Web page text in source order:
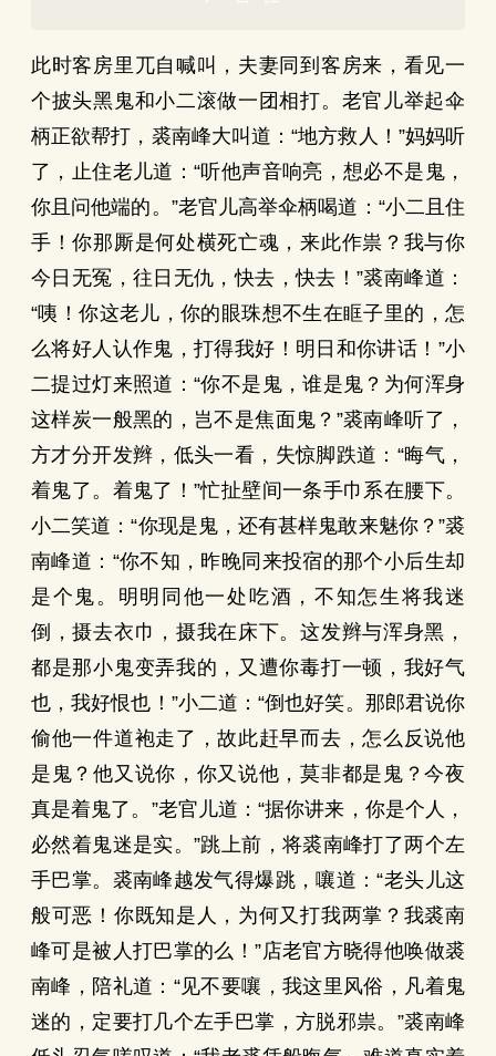
此时客房里兀自喊叫，夫妻同到客房来，看见一
个披头黑鬼和小二滚做一团相打。老官儿举起伞
柄正欲帮打，裘南峰大叫道：“地方救人！”妈妈听
了，止住老儿道：“听他声音响亮，想必不是鬼，
你且问他端的。”老官儿高举伞柄喝道：“小二且住
手！你那厮是何处横死亡魂，来此作祟？我与你
今日无冤，往日无仇，快去，快去！”裘南峰道：
“咦！你这老儿，你的眼珠想不生在眶子里的，怎
么将好人认作鬼，打得我好！明日和你讲话！”小
二提过灯来照道：“你不是鬼，谁是鬼？为何浑身
这样炭一般黑的，岂不是焦面鬼？”裘南峰听了，
方才分开发辫，低头一看，失惊脚跌道：“晦气，
着鬼了。着鬼了！”忙扯壁间一条手巾系在腰下。
小二笑道：“你现是鬼，还有甚样鬼敢来魅你？”裘
南峰道：“你不知，昨晚同来投宿的那个小后生却
是个鬼。明明同他一处吃酒，不知怎生将我迷
倒，摄去衣巾，摄我在床下。这发辫与浑身黑，
都是那小鬼变弄我的，又遭你毒打一顿，我好气
也，我好恨也！”小二道：“倒也好笑。那郎君说你
偷他一件道袍走了，故此赶早而去，怎么反说他
是鬼？他又说你，你又说他，莫非都是鬼？今夜
真是着鬼了。”老官儿道：“据你讲来，你是个人，
必然着鬼迷是实。”跳上前，将裘南峰打了两个左
手巴掌。裘南峰越发气得爆跳，嚷道：“老头儿这
般可恶！你既知是人，为何又打我两掌？我裘南
峰可是被人打巴掌的么！”店老官方晓得他唤做裘
南峰，陪礼道：“见不要嚷，我这里风俗，凡着鬼
迷的，定要打几个左手巴掌，方脱邪祟。”裘南峰